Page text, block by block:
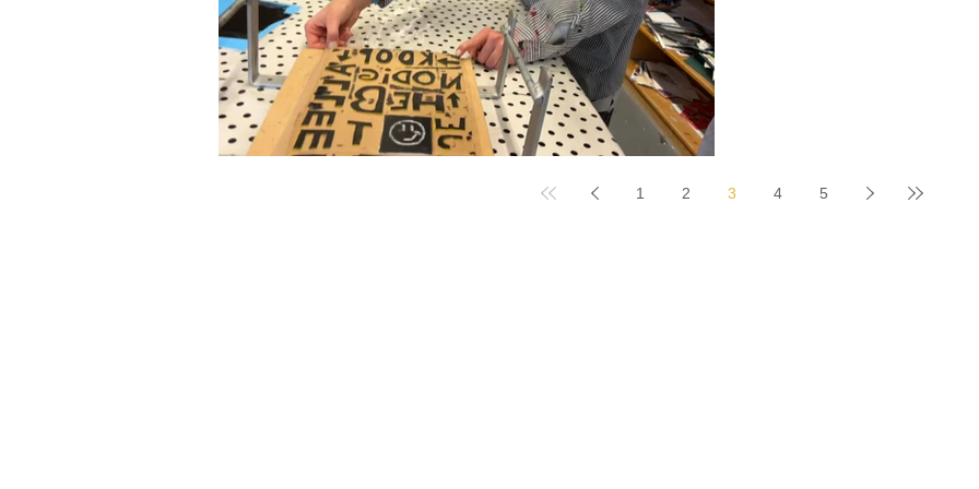
1 2 3 4 5